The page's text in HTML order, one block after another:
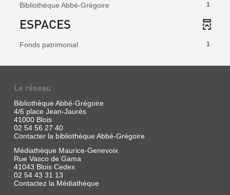
1
Bibliothèque Abbé-Grégoire
ESPACES
1
Fonds patrimonial
Le réseau
Bibliothèque Abbé-Grégoire
4/6 place Jean-Jaurès
41000 Blois
02 54 56 27 40
Contacter la bibliothèque Abbé-Grégoire
Médiathèque Maurice-Genevoix
Rue Vasco de Gama
41043 Blois Cedex
02 54 43 31 13
Contactez la Médiathèque